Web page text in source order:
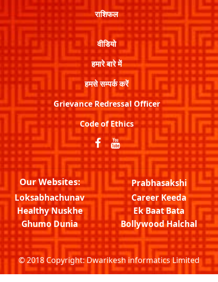
राशिफल
वीडियो
हमारे बारे में
हमसे सम्पर्क करें
Grievance Redressal Officer
Code of Ethics
Our Websites:
Prabhasakshi
Loksabhachunav
Career Keeda
Healthy Nuskhe
Ek Baat Bata
Ghumo Dunia
Bollywood Halchal
© 2018 Copyright:Dwarikesh informatics Limited